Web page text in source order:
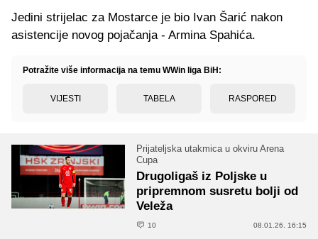
Jedini strijelac za Mostarce je bio Ivan Šarić nakon
asistencije novog pojačanja - Armina Spahića.
Potražite više informacija na temu WWin liga BiH:
VIJESTI TABELA RASPORED
Prijateljska utakmica u okviru Arena
Cupa
Drugoligaš iz Poljske u
pripremnom susretu bolji od
Veleža
10 08.01.26. 16:15